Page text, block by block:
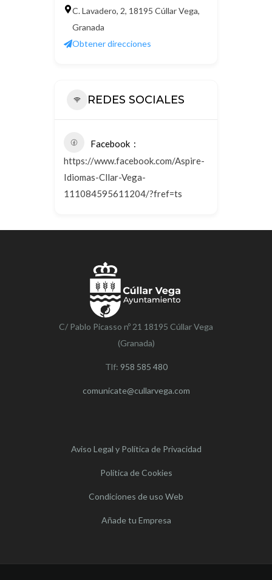
C. Lavadero, 2, 18195 Cúllar Vega,
Granada
Obtener direcciones
REDES SOCIALES
Facebook
https://www.facebook.com/Aspire-
Idiomas-Cllar-Vega-
111084595611204/?fref=ts
C/ Pablo Picasso nº 21 18195 Cúllar Vega
(Granada)
Tlf: 958 585 480
comunicate@cullarvega.com
Aviso Legal y Política de Privacidad
Política de Cookies
Condiciones de uso Web
Añade tu Empresa